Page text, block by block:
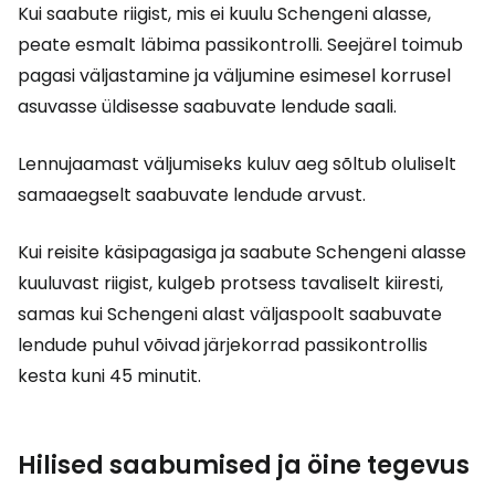
Kui saabute riigist, mis ei kuulu Schengeni alasse,
peate esmalt läbima passikontrolli. Seejärel toimub
pagasi väljastamine ja väljumine esimesel korrusel
asuvasse üldisesse saabuvate lendude saali.
Lennujaamast väljumiseks kuluv aeg sõltub oluliselt
samaaegselt saabuvate lendude arvust.
Kui reisite käsipagasiga ja saabute Schengeni alasse
kuuluvast riigist, kulgeb protsess tavaliselt kiiresti,
samas kui Schengeni alast väljaspoolt saabuvate
lendude puhul võivad järjekorrad passikontrollis
kesta kuni 45 minutit.
Hilised saabumised ja öine tegevus